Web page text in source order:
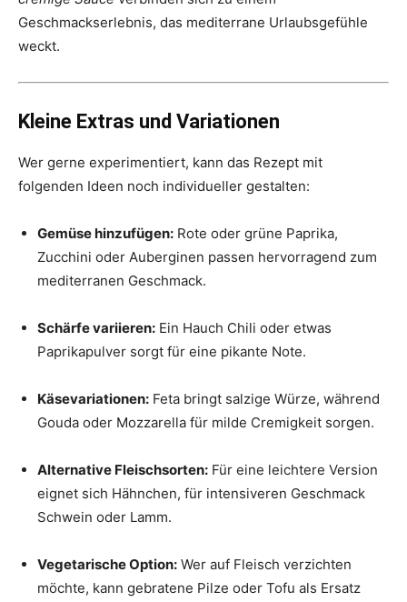
Geschmackserlebnis, das mediterrane Urlaubsgefühle
weckt.
Kleine Extras und Variationen
Wer gerne experimentiert, kann das Rezept mit
folgenden Ideen noch individueller gestalten:
Gemüse hinzufügen: Rote oder grüne Paprika,
Zucchini oder Auberginen passen hervorragend zum
mediterranen Geschmack.
Schärfe variieren: Ein Hauch Chili oder etwas
Paprikapulver sorgt für eine pikante Note.
Käsevariationen: Feta bringt salzige Würze, während
Gouda oder Mozzarella für milde Cremigkeit sorgen.
Alternative Fleischsorten: Für eine leichtere Version
eignet sich Hähnchen, für intensiveren Geschmack
Schwein oder Lamm.
Vegetarische Option: Wer auf Fleisch verzichten
möchte, kann gebratene Pilze oder Tofu als Ersatz